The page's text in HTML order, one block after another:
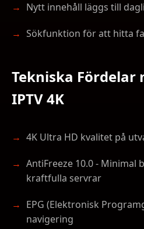
Nytt innehåll läggs till
Sökfunktion för att hitta
Tekniska Fördelar
IPTV 4K
4K Ultra HD kvalitet på
AntiFreeze 10.0 - Minimal
kraftfulla servrar
EPG (Elektronisk
navigering